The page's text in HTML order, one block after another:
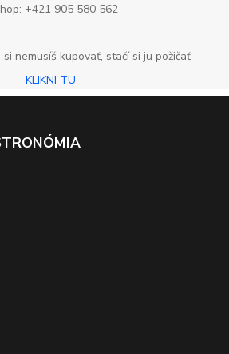
+421 905 580 562
nemusíš kupovať, stačí si ju požičať
KLIKNI TU